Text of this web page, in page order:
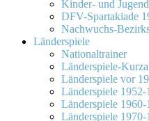
Kinder- und
DFV-Spartakiade
Nachwuchs-
Länderspiele
Nationaltrainer
Länderspiele-
Länderspiele vor
Länderspiele 1952-
Länderspiele 1960-
Länderspiele 1970-